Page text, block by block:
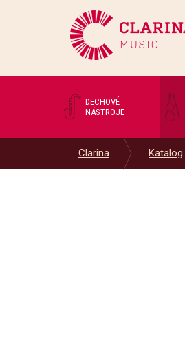
DECHOVÉ
NÁSTROJE
Clarina Katalog